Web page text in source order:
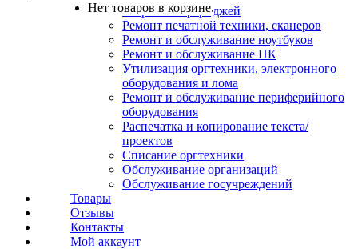
Нет товаров в корзине.
Заправка картриджей
Ремонт печатной техники, сканеров
Ремонт и обслуживание ноутбуков
Ремонт и обслуживание ПК
Утилизация оргтехники, электронного
оборудования и лома
Ремонт и обслуживание периферийного
оборудования
Распечатка и копирование текста/
проектов
Списание оргтехники
Обслуживание организаций
Обслуживание госучреждений
Товары
Отзывы
Контакты
Мой аккаунт